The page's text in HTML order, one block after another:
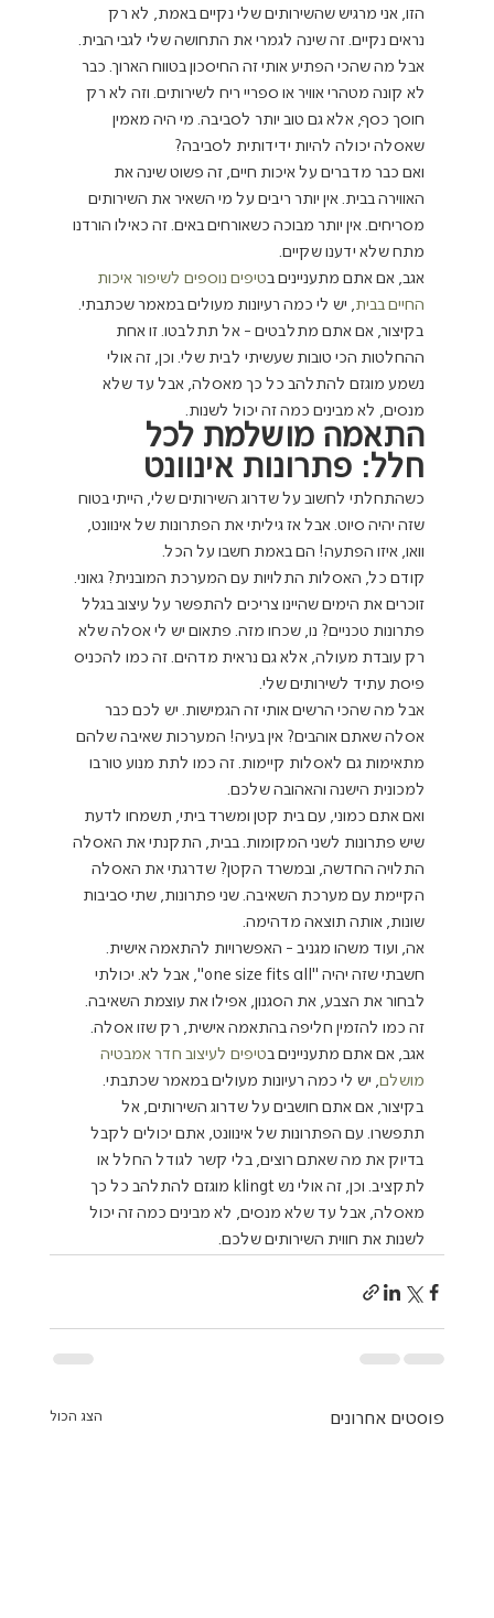
הזו, אני מרגיש שהשירותים שלי נקיים באמת, לא רק
נראים נקיים. זה שינה לגמרי את התחושה שלי לגבי הבית.
אבל מה שהכי הפתיע אותי זה החיסכון בטווח הארוך. כבר
לא קונה מטהרי אוויר או ספריי ריח לשירותים. וזה לא רק
חוסך כסף, אלא גם טוב יותר לסביבה. מי היה מאמין
שאסלה יכולה להיות ידידותית לסביבה?
ואם כבר מדברים על איכות חיים, זה פשוט שינה את
האווירה בבית. אין יותר ריבים על מי השאיר את השירותים
מסריחים. אין יותר מבוכה כשאורחים באים. זה כאילו הורדנו
מתח שלא ידענו שקיים.
אגב, אם אתם מתעניינים בטיפים נוספים לשיפור איכות
החיים בבית, יש לי כמה רעיונות מעולים במאמר שכתבתי.
בקיצור, אם אתם מתלבטים - אל תתלבטו. זו אחת
ההחלטות הכי טובות שעשיתי לבית שלי. וכן, זה אולי
נשמע מוגזם להתלהב כל כך מאסלה, אבל עד שלא
מנסים, לא מבינים כמה זה יכול לשנות.
התאמה מושלמת לכל
חלל: פתרונות אינוונט
כשהתחלתי לחשוב על שדרוג השירותים שלי, הייתי בטוח
שזה יהיה סיוט. אבל אז גיליתי את הפתרונות של אינוונט,
וואו, איזו הפתעה! הם באמת חשבו על הכל.
קודם כל, האסלות התלויות עם המערכת המובנית? גאוני.
זוכרים את הימים שהיינו צריכים להתפשר על עיצוב בגלל
פתרונות טכניים? נו, שכחו מזה. פתאום יש לי אסלה שלא
רק עובדת מעולה, אלא גם נראית מדהים. זה כמו להכניס
פיסת עתיד לשירותים שלי.
אבל מה שהכי הרשים אותי זה הגמישות. יש לכם כבר
אסלה שאתם אוהבים? אין בעיה! המערכות שאיבה שלהם
מתאימות גם לאסלות קיימות. זה כמו לתת מנוע טורבו
למכונית הישנה והאהובה שלכם.
ואם אתם כמוני, עם בית קטן ומשרד ביתי, תשמחו לדעת
שיש פתרונות לשני המקומות. בבית, התקנתי את האסלה
התלויה החדשה, ובמשרד הקטן? שדרגתי את האסלה
הקיימת עם מערכת השאיבה. שני פתרונות, שתי סביבות
שונות, אותה תוצאה מדהימה.
אה, ועוד משהו מגניב - האפשרויות להתאמה אישית.
חשבתי שזה יהיה "one size fits all", אבל לא. יכולתי
לבחור את הצבע, את הסגנון, אפילו את עוצמת השאיבה.
זה כמו להזמין חליפה בהתאמה אישית, רק שזו אסלה.
אגב, אם אתם מתעניינים בטיפים לעיצוב חדר אמבטיה
מושלם, יש לי כמה רעיונות מעולים במאמר שכתבתי.
בקיצור, אם אתם חושבים על שדרוג השירותים, אל
תתפשרו. עם הפתרונות של אינוונט, אתם יכולים לקבל
בדיוק את מה שאתם רוצים, בלי קשר לגודל החלל או
לתקציב. וכן, זה אולי נש klingt מוגזם להתלהב כל כך
מאסלה, אבל עד שלא מנסים, לא מבינים כמה זה יכול
לשנות את חווית השירותים שלכם.
פוסטים אחרונים הצג הכול